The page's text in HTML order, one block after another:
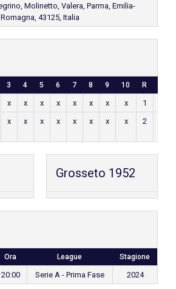
Molinetto, Valera, Parma, Emilia-
Romagna, 43125, Italia
3 4 5 6 7 8 9 10 R
x x x x x x x x 1
x x x x x x x x 2
Grosseto 1952
Ora League Stagione
20:00 Serie A - Prima Fase 2024